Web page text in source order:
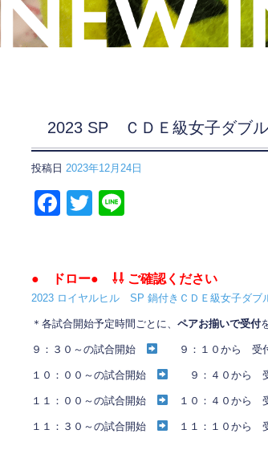
2023 SP ＣＤＥ級女子ダブ
投稿日 2023年12月24日
F
e
b
o
o
k
T
er
● ドロー● ⇩⇩ ご確認ください
2023 ロイヤルヒル SP 鍋付きＣＤＥ級女子ダ
＊各試合開始予定時間ごとに、 ペアお揃いで受付
９：３０～の試合開始 ９：１０から 受
１０：００～の試合開始 ９：４０から
１１：００～の試合開始 １０：４０から
１１：３０～の試合開始 １１：１０から